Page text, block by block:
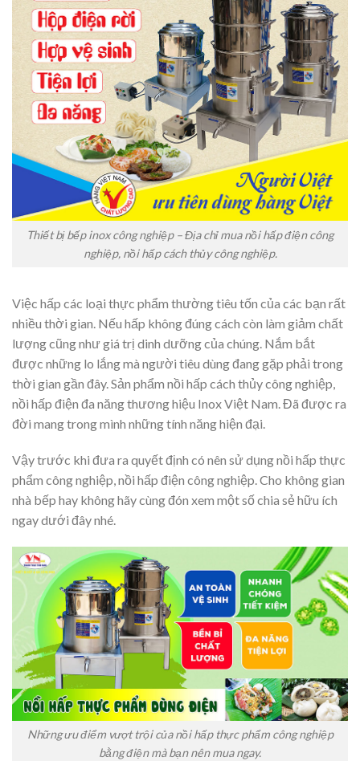
Thiết bị bếp inox công nghiệp – Địa chỉ mua nồi hấp điện công
nghiệp, nồi hấp cách thủy công nghiệp.
Việc hấp các loại thực phẩm thường tiêu tốn của các bạn rất
nhiều thời gian. Nếu hấp không đúng cách còn làm giảm chất
lượng cũng như giá trị dinh dưỡng của chúng. Nắm bắt
được những lo lắng mà người tiêu dùng đang gặp phải trong
thời gian gần đây. Sản phẩm nồi hấp cách thủy công nghiệp,
nồi hấp điện đa năng thương hiệu Inox Việt Nam. Đã được ra
đời mang trong mình những tính năng hiện đại.
Vậy trước khi đưa ra quyết định có nên sử dụng nồi hấp thực
phẩm công nghiệp, nồi hấp điện công nghiệp. Cho không gian
nhà bếp hay không hãy cùng đón xem một số chia sẻ hữu ích
ngay dưới đây nhé.
Những ưu điểm vượt trội của nồi hấp thực phẩm công nghiệp
bằng điện mà bạn nên mua ngay.